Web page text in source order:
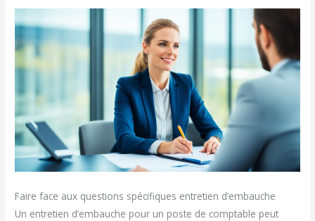
Faire face aux questions spécifiques entretien d’embauche
Un entretien d’embauche pour un poste de comptable peut